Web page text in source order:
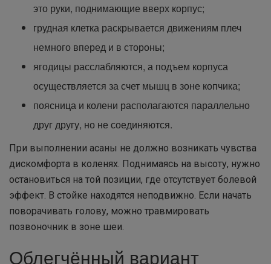
это руки, поднимающие вверх корпус;
грудная клетка раскрывается движениям плеч
немного вперед и в стороны;
ягодицы расслабляются, а подъем корпуса
осуществляется за счет мышц в зоне копчика;
поясница и колени располагаются параллельно
друг другу, но не соединяются.
При выполнении асаны не должно возникать чувства
дискомфорта в коленях. Поднимаясь на высоту, нужно
остановиться на той позиции, где отсутствует болевой
эффект. В стойке находятся неподвижно. Если начать
поворачивать голову, можно травмировать
позвоночник в зоне шеи.
Облегчённый вариант